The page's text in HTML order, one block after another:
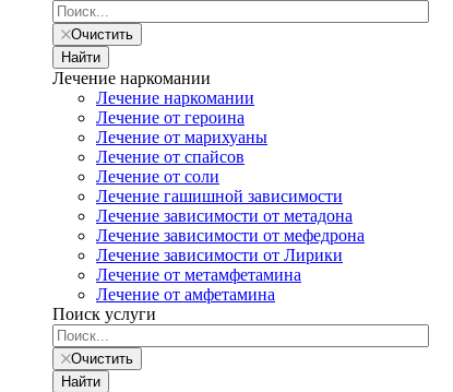
Очистить
Найти
Лечение наркомании
Лечение наркомании
Лечение от героина
Лечение от марихуаны
Лечение от спайсов
Лечение от соли
Лечение гашишной зависимости
Лечение зависимости от метадона
Лечение зависимости от мефедрона
Лечение зависимости от Лирики
Лечение от метамфетамина
Лечение от амфетамина
Поиск услуги
Очистить
Найти